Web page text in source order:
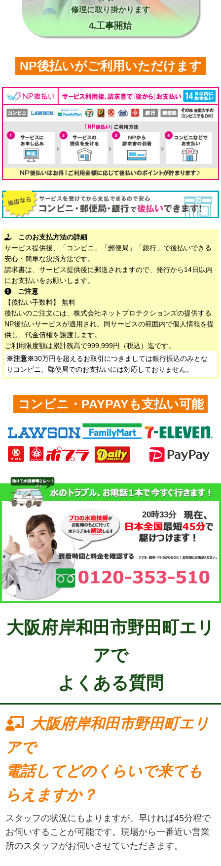
修理に取り掛かります
4.工事開始
NP後払いがご利用いただけます
このお支払方法の詳細
サービス提供後、「コンビニ」「郵便局」「銀行」で後払いできる
安心・簡単な決済方法です。
請求書は、サービス提供後に郵送されますので、発行から14日以内
にお支払いをお願いします。
ご注意
【後払い手数料】 無料
後払いのご注文には、株式会社ネットプロテクションズの提供する
NP後払いサービスが適用され、同サービスの範囲内で個人情報を提
供し、代金債権を譲渡します。
ご利用限度額は累計残高で999,999円（税込）迄です。
※注意※30万円を超えるお取引につきましては銀行振込のみとな
りコンビニ、郵便局でのお支払いには対応しておりません。
コンビニ・PAYPAYも支払い可能
20時34分
大阪府岸和田市野田町エリ
アで
よくある質問
大阪府岸和田市野田町エリ
アで
電話してどのくらいで来ても
らえますか？
スタッフの状況にもよりますが、早ければ45分程で
お伺いすることが可能です。現場から一番近い営業
所のスタッフがお伺いさせていただきます。